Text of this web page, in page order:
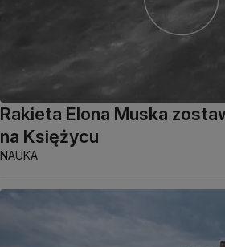
Rakieta Elona Muska
na Księżycu
NAUKA